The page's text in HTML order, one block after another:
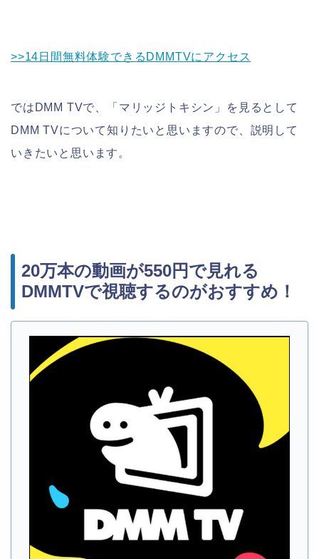
>>14日間無料体験できるDMMTVにアクセス
ではDMM TVで、「マリッジトキシン」を見るとして
DMM TVについて知りたいと思いますので、説明して
いきたいと思います。
20万本の動画が550円で見れる
DMMTVで視聴するのがおすすめ！